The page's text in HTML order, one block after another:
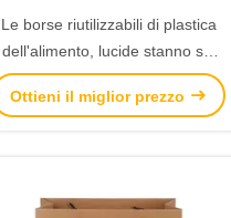
Le borse riutilizzabili di plastica
dell'alimento, lucide stanno sul
vario colore dei sacchetti
disponibile
Ottieni il miglior prezzo